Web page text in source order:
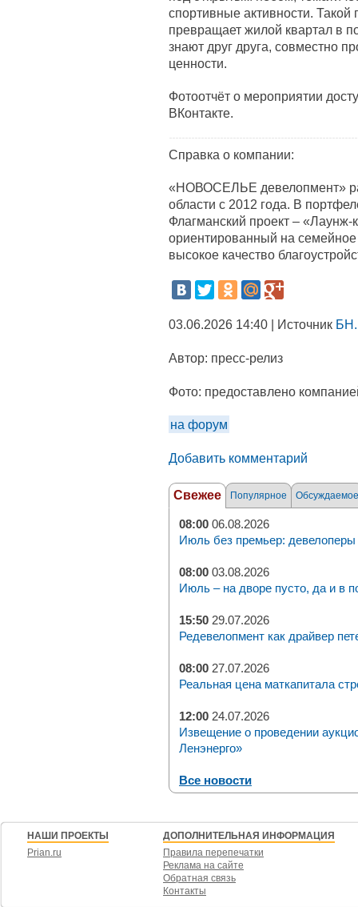
спортивные активности.
превращает жилой квартал в
знают друг друга, совместно
ценности.
Фотоотчёт о мероприятии
ВКонтакте.
Справка о компании:
«НОВОСЕЛЬЕ девелопмент»
области с 2012 года. В
Флагманский проект –
ориентированный на
высокое качество
03.06.2026 14:40 | Источник
Автор: пресс-релиз
Фото: предоставлено
на форум
Добавить комментарий
Свежее Популярное Обсуждаемое
08:00 06.08.2026
Июль без премьер: девелоперы
08:00 03.08.2026
Июль – на дворе пусто, да и в
15:50 29.07.2026
Редевелопмент как драйвер
08:00 27.07.2026
Реальная цена маткапитала
12:00 24.07.2026
Извещение о проведении
Ленэнерго»
Все новости
НАШИ ПРОЕКТЫ
Prian.ru
ДОПОЛНИТЕЛЬНАЯ ИНФОРМАЦИЯ
Правила перепечатки
Реклама на сайте
Обратная связь
Контакты